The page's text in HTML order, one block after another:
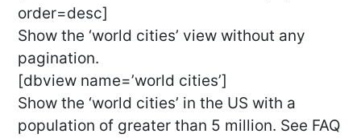
order=desc]
Show the ‘world cities’ view without any
pagination.
[dbview name=’world cities’]
Show the ‘world cities’ in the US with a
population of greater than 5 million. See FAQ